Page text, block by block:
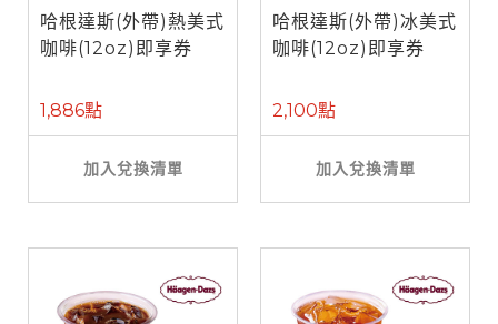
哈根達斯(外帶)熱美式
咖啡(12oz)即享券
1,886點
加入兌換清單
哈根達斯(外帶)冰美式
咖啡(12oz)即享券
2,100點
加入兌換清單